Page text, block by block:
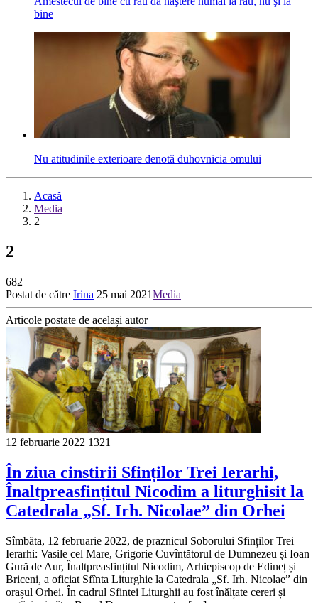
bine
Nu atitudinile exterioare denotă duhovnicia omului
Acasă
Media
2
2
682
Postat de către Irina 25 mai 2021Media
Articole postate de același autor
12 februarie 2022 1321
În ziua cinstirii Sfinților Trei Ierarhi,
Înaltpreasfințitul Nicodim a liturghisit la
Catedrala „Sf. Irh. Nicolae” din Orhei
Sîmbăta, 12 februarie 2022, de praznicul Soborului Sfinților Trei
Ierarhi: Vasile cel Mare, Grigorie Cuvîntătorul de Dumnezeu și Ioan
Gură de Aur, Înaltpreasfințitul Nicodim, Arhiepiscop de Edineț și
Briceni, a oficiat Sfînta Liturghie la Catedrala „Sf. Irh. Nicolae” din
orașul Orhei. În cadrul Sfintei Liturghii au fost înălțate cereri și